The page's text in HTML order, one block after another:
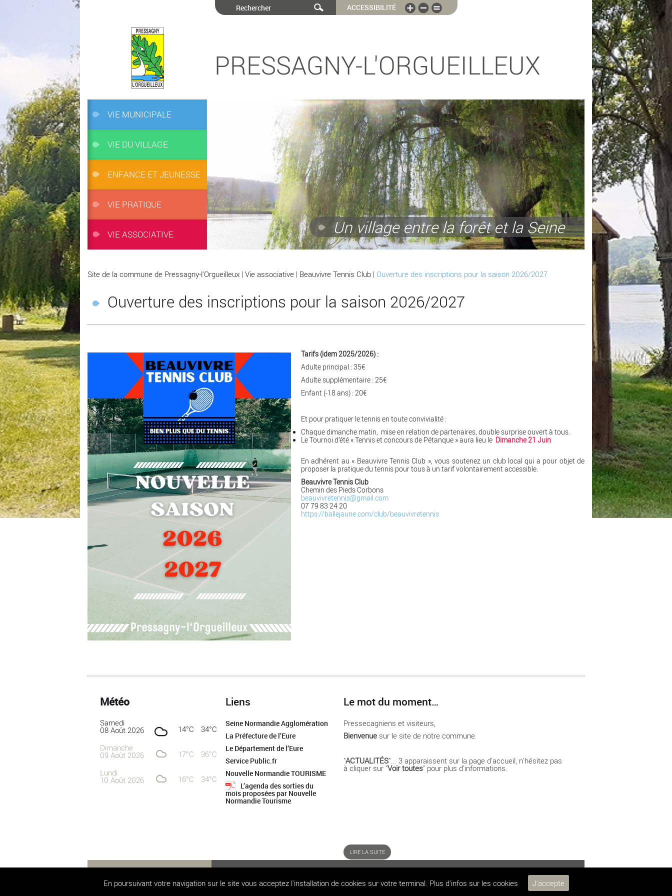
ACCESSIBILITÉ
PRESSAGNY-L'ORGUEILLEUX
VIE MUNICIPALE
VIE DU VILLAGE
ENFANCE ET JEUNESSE
VIE PRATIQUE
VIE ASSOCIATIVE Un village entre la forêt et la Seine
Site de la commune de Pressagny-l'Orgueilleux | Vie associative | Beauvivre Tennis Club | Ouverture des inscriptions pour la saison 2026/2027
Ouverture des inscriptions pour la saison 2026/2027
Tarifs (idem 2025/2026) :
Adulte principal : 35€
Adulte supplémentaire : 25€
Enfant (-18 ans) : 20€
Et pour pratiquer le tennis en toute convivialité :
Chaque dimanche matin, mise en relation de partenaires, double surprise ouvert à tous.
Le Tournoi d’été « Tennis et concours de Pétanque » aura lieu le Dimanche 21 Juin
En adhérent au « Beauvivre Tennis Club »,vous soutenez un club localqui a pour objet de
proposer la pratique du tennis pour tousà un tarif volontairement accessible.
Beauvivre Tennis Club
Chemin des Pieds Corbons
beauvivretennis@gmail.com
07 79 83 24 20
https://ballejaune.com/club/beauvivretennis
Météo
Samedi
08 Août 2026 14°C
34°C
Dimanche
09 Août 2026 17°C
36°C
Lundi
10 Août 2026 16°C 34°C
Liens
Seine Normandie Agglomération
La Préfecture de l’Eure
Le Département de l’Eure
Service Public.fr
Nouvelle Normandie TOURISME
L’agenda des sorties du
mois proposées par Nouvelle
Normandie Tourisme
Le mot du moment…
Pressecagniens et visiteurs,
Bienvenuesur le site de notre commune.
"ACTUALITÉS"... 3 apparaissent sur la page d'accueil, n'hésitez pas
à cliquer sur "Voir toutes" pour plus d'informations.
LIRE LA SUITE
ACCUEIL MENTIONS LÉGALES CONTACT PLAN DU SITE ACCESSIBILITÉ www.pressagny-l-orgueilleux.fr
En poursuivant votre navigation sur le site vous acceptez l'installation de cookies sur votre terminal. Plus d'infos sur les cookies J'accepte